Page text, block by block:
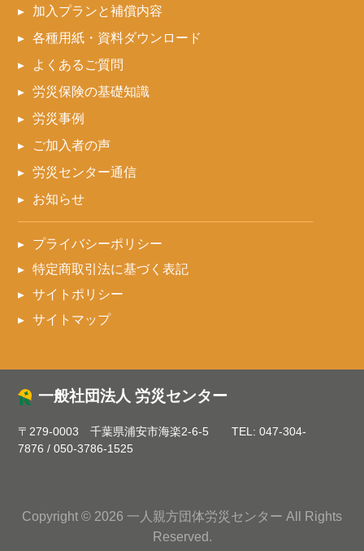
加入プランと補償内容
各種用紙・資料ダウンロード
よくあるご質問
労災保険の基礎知識
労災事例
ご加入者の声
労災センター通信
お知らせ
プライバシーポリシー
特定商取引法に基づく表記
サイトポリシー
サイトマップ
一般社団法人 労災センター
〒279-0003 千葉県浦安市海楽2-6-5 TEL:047-304-
7876 /050-3786-1525
Copyright © 2026 一人親方団体労災センター All Rights
Reserved.